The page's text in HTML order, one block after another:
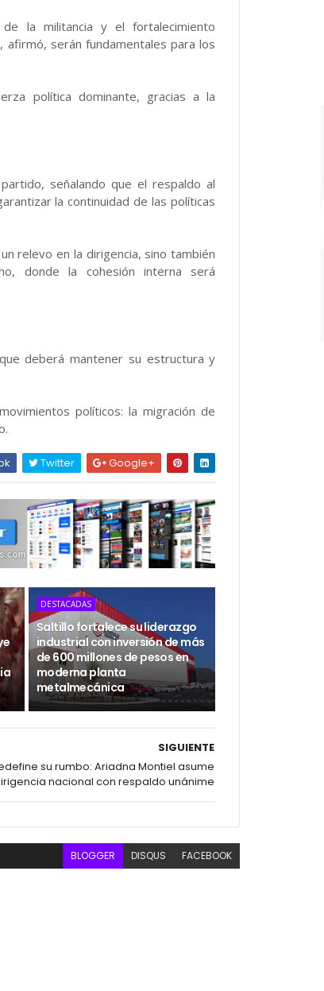
la militancia y el fortalecimiento
serán fundamentales para los
política dominante, gracias a la
señalando que el respaldo al
la continuidad de las políticas
relevo en la dirigencia, sino también
donde la cohesión interna será
deberá mantener su estructura y
políticos: la migración de
Twitter Google+
DESTACADAS
Saltillo fortalece su liderazgo
industrial con inversión de más
de 600 millones de pesos en
moderna planta
metalmecánica
SIGUIENTE
su rumbo: Ariadna Montiel asume
nacional con respaldo unánime
BLOGGER DISQUS FACEBOOK